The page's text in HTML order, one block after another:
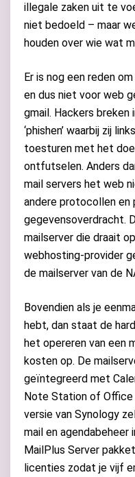
illegale zaken uit te
niet bedoeld – maar
houden over wie wat
Er is nog een reden
en dus niet voor web
gmail. Hackers
‘phishen’ waarbij zij
toesturen met het
ontfutselen. Anders
mail servers het web
andere protocollen en
gegevensoverdracht.
mailserver die draait
webhosting-provider
de mailserver van de
Bovendien als je
hebt, dan staat de
het opereren van een
kosten op. De
geïntegreerd met
Note Station of
versie van Synology
mail en agendabeheer
MailPlus Server
licenties zodat je vijf